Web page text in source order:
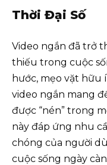
Thời Đại Số
Video ngắn đã trở
thiếu trong cuộc
hước, mẹo vặt hữu
video ngắn mang
được “nén” trong
này đáp ứng nhu
chóng của người
cuộc sống ngày